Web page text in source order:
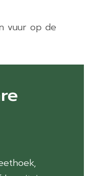
vuur op de
,